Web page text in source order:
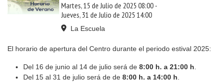
Martes, 15 de Julio de 2025 08:00-
Jueves, 31 de Julio de 2025 14:00
La Escuela
El horario de apertura del Centro durante el periodo estival 2025:
Del 16 de junio al 14 de julio será de 8:00 h. a 21:00 h.
Del 15 al 31 de julio será de de 8:00 h. a 14:00 h.